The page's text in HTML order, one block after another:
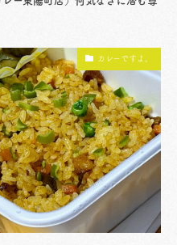
カレーですよ。